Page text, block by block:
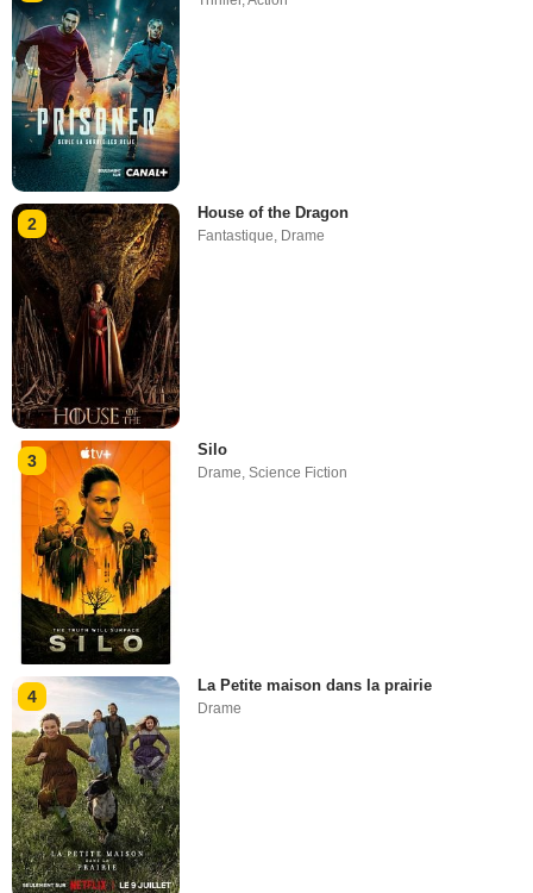
2
House of the Dragon
Fantastique, Drame
3
Silo
Drame ,Science Fiction
4
La Petite maison dans la prairie
Drame